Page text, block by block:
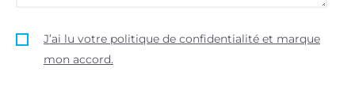
J’ai lu votre politique de confidentialité et marque
mon accord.